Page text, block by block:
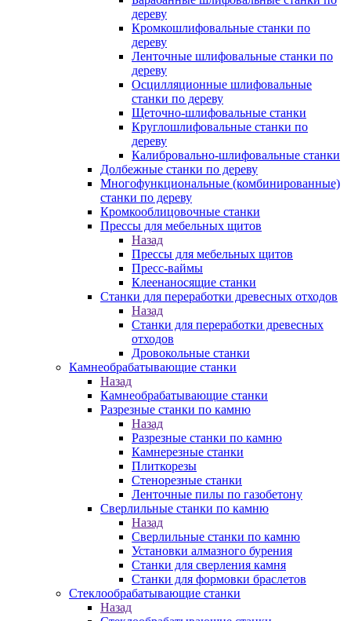
дереву
Кромкошлифовальные станки по
дереву
Ленточные шлифовальные станки по
дереву
Осцилляционные шлифовальные
станки по дереву
Щеточно-шлифовальные станки
Круглошлифовальные станки по
дереву
Калибровально-шлифовальные станки
Долбежные станки по дереву
Многофункциональные (комбинированные)
станки по дереву
Кромкооблицовочные станки
Прессы для мебельных щитов
Назад
Прессы для мебельных щитов
Пресс-ваймы
Клеенаносящие станки
Станки для переработки древесных отходов
Назад
Станки для переработки древесных
отходов
Дровокольные станки
Камнеобрабатывающие станки
Назад
Камнеобрабатывающие станки
Разрезные станки по камню
Назад
Разрезные станки по камню
Камнерезные станки
Плиткорезы
Стенорезные станки
Ленточные пилы по газобетону
Сверлильные станки по камню
Назад
Сверлильные станки по камню
Установки алмазного бурения
Станки для сверления камня
Станки для формовки браслетов
Стеклообрабатывающие станки
Назад